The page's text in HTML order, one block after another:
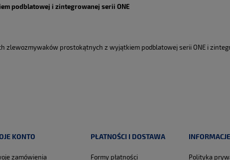
podblatowej i zintegrowanej serii ONE
prostokątnych z wyjątkiem podblatowej serii ONE i
KONTO
zamówienia
PŁATNOŚCI I DOSTAWA
Formy płatności
INFORMACJE
Polityka